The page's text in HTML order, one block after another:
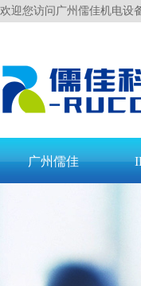
欢迎您访问广州儒佳机电设
广州儒佳